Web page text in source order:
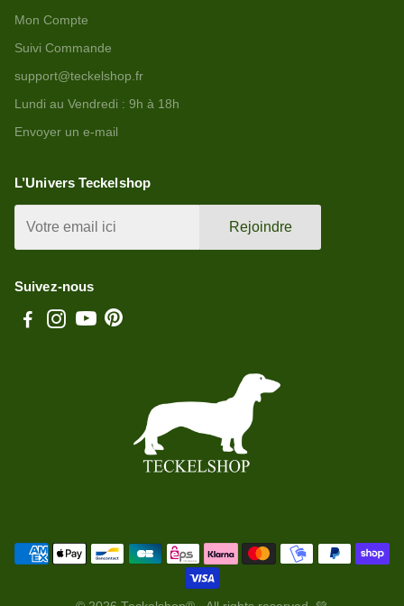
Mon Compte
Suivi Commande
support@teckelshop.fr
Lundi au Vendredi : 9h à 18h
Envoyer un e-mail
L’Univers Teckelshop
Rejoindre
Suivez-nous